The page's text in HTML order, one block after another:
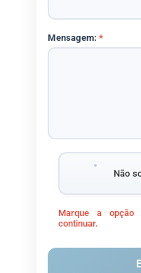
Mensagem:*
Não
Marque a opção
continuar.